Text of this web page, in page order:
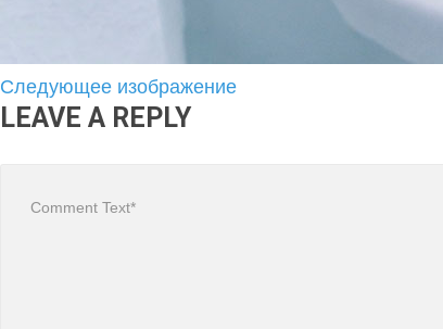
Следующее изображение
LEAVE A REPLY